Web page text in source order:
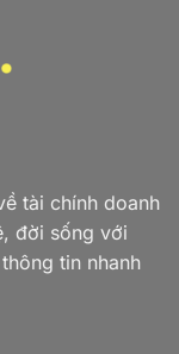
tài chính doanh
đời sống với
tin nhanh